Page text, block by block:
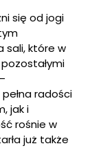
się od jogi
sali, które w
radości
jak i
rośnie w
już także